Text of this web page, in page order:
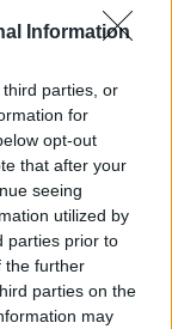
Information
parties, or
for
opt-out
that after your
seeing
utilized by
parties prior to
the further
parties on the
may
būsimiems
kodėl
išlieka
nuo
pereina